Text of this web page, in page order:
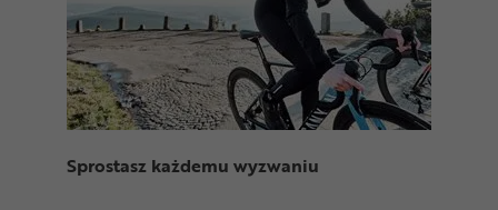
Sprostasz każdemu wyzwaniu